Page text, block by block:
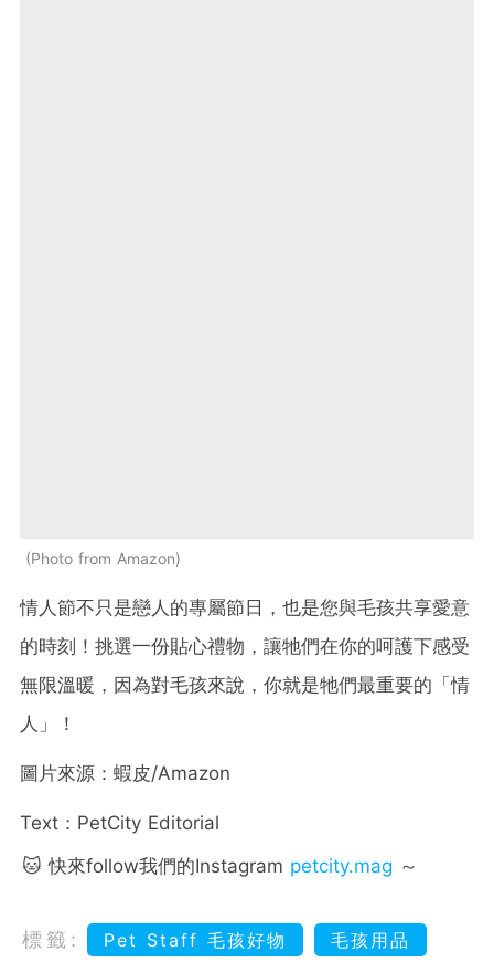
Photo from Amazon
情人節不只是戀人的專屬節日，也是您與毛孩共享愛意
的時刻！挑選一份貼心禮物，讓牠們在你的呵護下感受
無限溫暖，因為對毛孩來說，你就是牠們最重要的「情
人」！
圖片來源：蝦皮/Amazon
Text：PetCity Editorial
🐱 快來follow我們的Instagram petcity.mag ～
標籤: Pet Staff 毛孩好物 毛孩用品